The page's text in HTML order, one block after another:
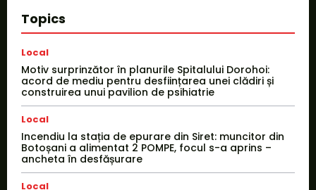
Topics
Local
Motiv surprinzător în planurile Spitalului Dorohoi:
acord de mediu pentru desființarea unei clădiri și
construirea unui pavilion de psihiatrie
Local
Incendiu la stația de epurare din Siret: muncitor din
Botoșani a alimentat 2 POMPE, focul s-a aprins –
ancheta în desfășurare
Local